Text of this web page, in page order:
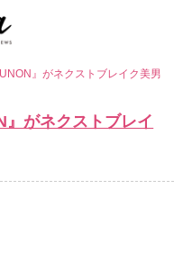
』がネクストブレイク美男
がネクストブレイ